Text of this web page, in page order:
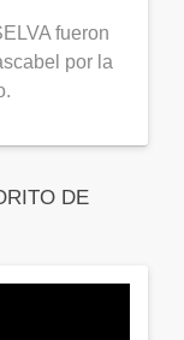
fueron
por la
DE